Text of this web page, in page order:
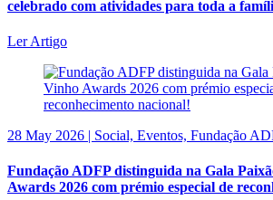
celebrado com atividades para toda a
Ler Artigo
28 May 2026 | Social, Eventos, Fundação
Fundação ADFP distinguida na Gala
Awards 2026 com prémio especial de